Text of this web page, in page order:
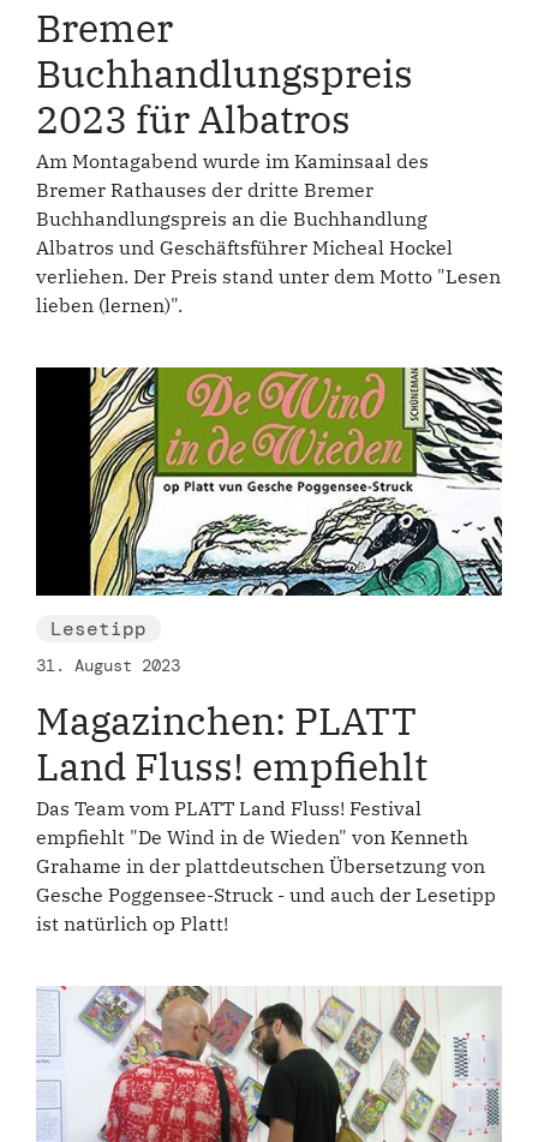
Bremer
Buchhandlungspreis
2023 für Albatros
Am Montagabend wurde im Kaminsaal des
Bremer Rathauses der dritte Bremer
Buchhandlungspreis an die Buchhandlung
Albatros und Geschäftsführer Micheal Hockel
verliehen. Der Preis stand unter dem Motto "Lesen
lieben (lernen)".
Lesetipp
31. August 2023
Magazinchen: PLATT
Land Fluss! empfiehlt
Das Team vom PLATT Land Fluss! Festival
empfiehlt "De Wind in de Wieden" von Kenneth
Grahame in der plattdeutschen Übersetzung von
Gesche Poggensee-Struck - und auch der Lesetipp
ist natürlich op Platt!